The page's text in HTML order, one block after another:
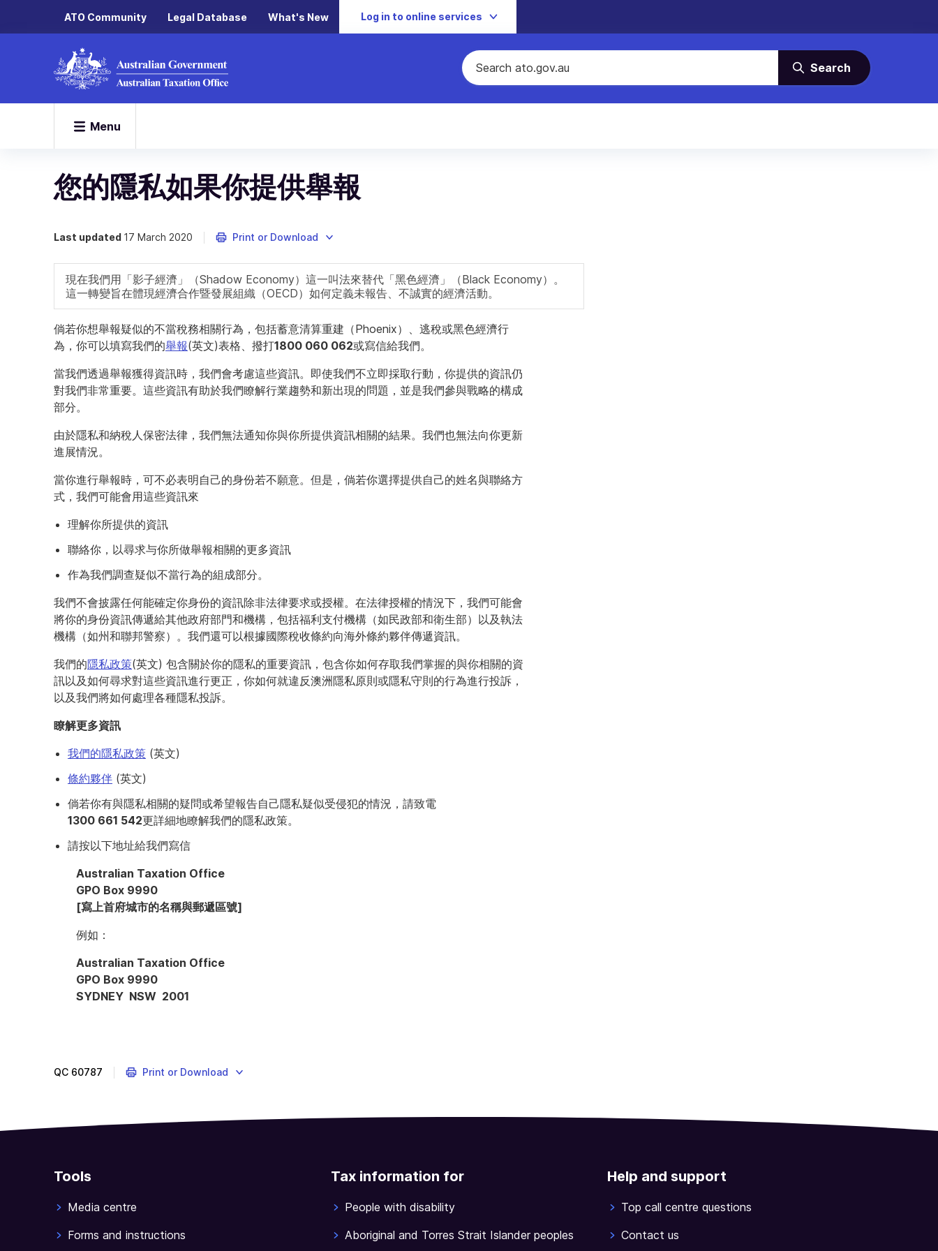
ATO Community Legal Database What's New Log in to online services
Search
Menu
您的隱私如果你提供舉報
Last updated 17 March 2020 Print or Download
現在我們用「影子經濟」（Shadow Economy）這一叫法來替代「黑色經濟」（Black Economy）。
這一轉變旨在體現經濟合作暨發展組織（OECD）如何定義未報告、不誠實的經濟活動。
倘若你想舉報疑似的不當稅務相關行為，包括蓄意清算重建（Phoenix）、逃稅或黑色經濟行
為，你可以填寫我們的舉報(英文)表格、撥打1800 060 062或寫信給我們。
當我們透過舉報獲得資訊時，我們會考慮這些資訊。即使我們不立即採取行動，你提供的資訊仍
對我們非常重要。這些資訊有助於我們瞭解行業趨勢和新出現的問題，並是我們參與戰略的構成
部分。
由於隱私和納稅人保密法律，我們無法通知你與你所提供資訊相關的結果。我們也無法向你更新
進展情況。
當你進行舉報時，可不必表明自己的身份若不願意。但是，倘若你選擇提供自己的姓名與聯絡方
式，我們可能會用這些資訊來
理解你所提供的資訊
聯絡你，以尋求与你所做舉報相關的更多資訊
作為我們調查疑似不當行為的組成部分。
我們不會披露任何能確定你身份的資訊除非法律要求或授權。在法律授權的情況下，我們可能會
將你的身份資訊傳遞給其他政府部門和機構，包括福利支付機構（如民政部和衛生部）以及執法
機構（如州和聯邦警察）。我們還可以根據國際稅收條約向海外條約夥伴傳遞資訊。
我們的隱私政策(英文) 包含關於你的隱私的重要資訊，包含你如何存取我們掌握的與你相關的資
訊以及如何尋求對這些資訊進行更正，你如何就違反澳洲隱私原則或隱私守則的行為進行投訴，
以及我們將如何處理各種隱私投訴。
瞭解更多資訊
我們的隱私政策 (英文)
條約夥伴 (英文)
倘若你有與隱私相關的疑問或希望報告自己隱私疑似受侵犯的情況，請致電
1300 661 542更詳細地瞭解我們的隱私政策。
請按以下地址給我們寫信
Australian Taxation Office
GPO Box 9990
[寫上首府城市的名稱與郵遞區號]
例如：
Australian Taxation Office
GPO Box 9990
SYDNEY NSW 2001
your
you
tax
or
black
QC 60787 Print or Download
Tools
Media centre
Forms and instructions
Tax information for
People with disability
Aboriginal and Torres Strait Islander peoples
Help and support
Top call centre questions
Contact us